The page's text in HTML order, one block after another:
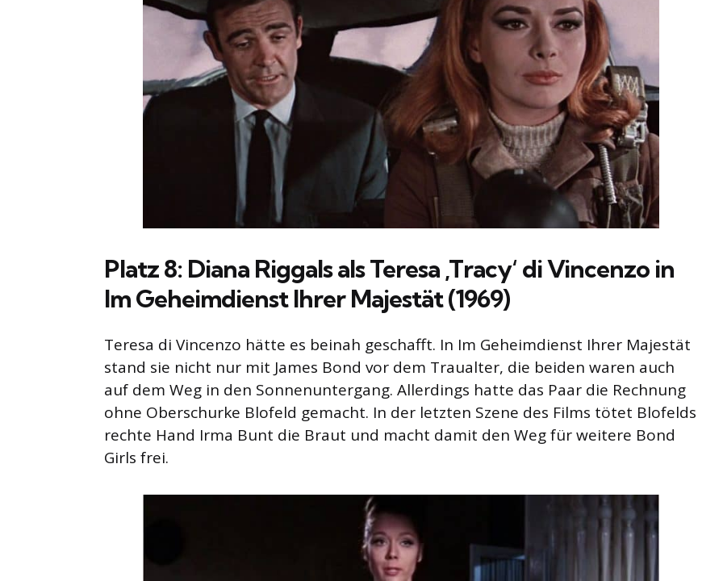
Platz 8: Diana Riggals als Teresa ‚Tracy‘ di Vincenzo in
Im Geheimdienst Ihrer Majestät (1969)
Teresa di Vincenzo hätte es beinah geschafft. In Im Geheimdienst Ihrer Majestät
stand sie nicht nur mit James Bond vor dem Traualter, die beiden waren auch
auf dem Weg in den Sonnenuntergang. Allerdings hatte das Paar die Rechnung
ohne Oberschurke Blofeld gemacht. In der letzten Szene des Films tötet Blofelds
rechte Hand Irma Bunt die Braut und macht damit den Weg für weitere Bond
Girls frei.